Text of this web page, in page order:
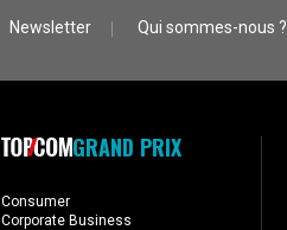
Newsletter Qui sommes-nous ?
GRAND PRIX
Consumer
Corporate Business